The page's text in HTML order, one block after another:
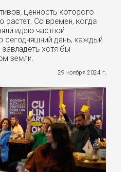
ценность которого
растет. Со времен, когда
идею частной
сегодняшний день, каждый
завладеть хотя бы
земли.
29 ноября 2024 г.